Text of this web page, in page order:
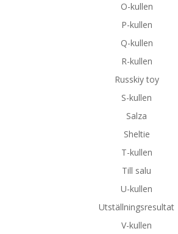
O-kullen
P-kullen
Q-kullen
R-kullen
Russkiy toy
S-kullen
Salza
Sheltie
T-kullen
Till salu
U-kullen
Utställningsresultat
V-kullen